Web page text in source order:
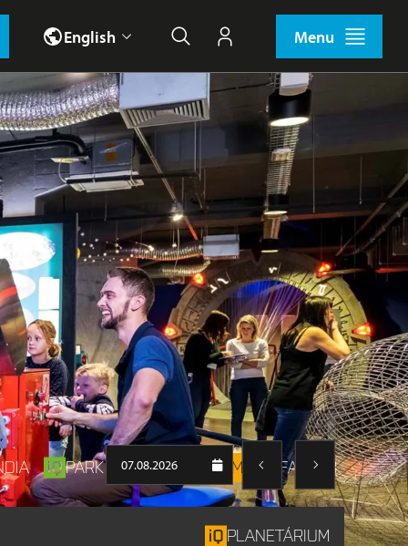
English Search My account Menu
PARK PLANETÁRIUM FABLAB
07.08.2026
PLANETÁRIUM